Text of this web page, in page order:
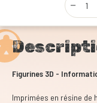
Figurines 3D -
Imprimées en résine de